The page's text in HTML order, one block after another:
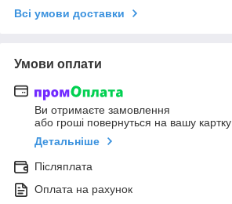
Всі умови доставки
Умови оплати
Ви отримаєте замовлення
або гроші повернуться на вашу картку
Детальніше
Післяплата
Оплата на рахунок